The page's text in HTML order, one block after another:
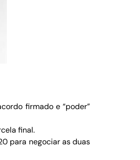
firmado e “poder”
final.
para negociar as duas